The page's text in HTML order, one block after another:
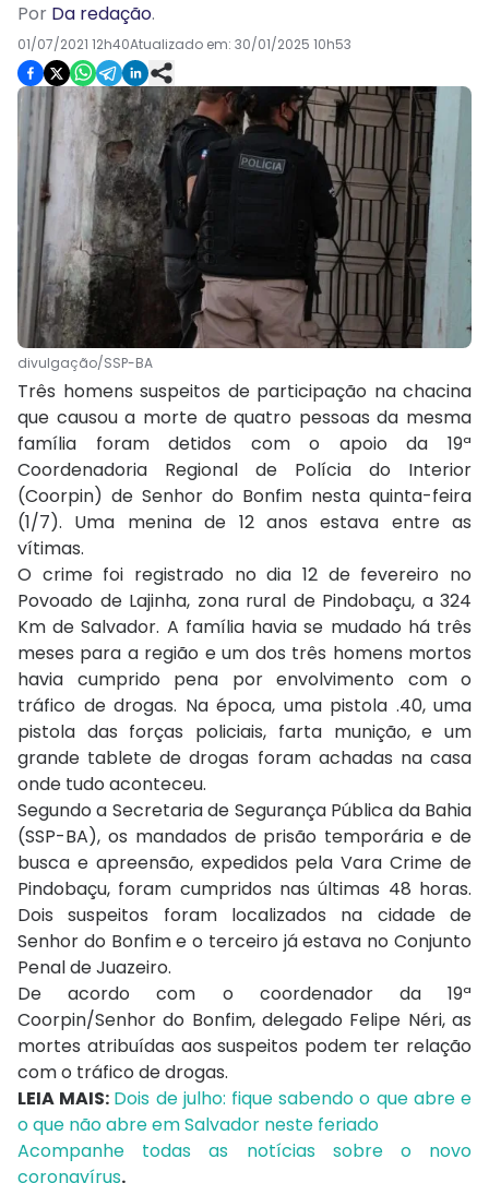
Por Da redação.
01/07/2021 12h40Atualizado em: 30/01/2025 10h53
divulgação/SSP-BA
Três homens suspeitos de participação na chacina
que causou a morte de quatro pessoas da mesma
família foram detidos com o apoio da 19ª
Coordenadoria Regional de Polícia do Interior
(Coorpin) de Senhor do Bonfim nesta quinta-feira
(1/7). Uma menina de 12 anos estava entre as
vítimas.
O crime foi registrado no dia 12 de fevereiro no
Povoado de Lajinha, zona rural de Pindobaçu, a 324
Km de Salvador. A família havia se mudado há três
meses para a região e um dos três homens mortos
havia cumprido pena por envolvimento com o
tráfico de drogas. Na época, uma pistola .40, uma
pistola das forças policiais, farta munição, e um
grande tablete de drogas foram achadas na casa
onde tudo aconteceu.
Segundo a Secretaria de Segurança Pública da Bahia
(SSP-BA), os mandados de prisão temporária e de
busca e apreensão, expedidos pela Vara Crime de
Pindobaçu, foram cumpridos nas últimas 48 horas.
Dois suspeitos foram localizados na cidade de
Senhor do Bonfim e o terceiro já estava no Conjunto
Penal de Juazeiro.
De acordo com o coordenador da 19ª
Coorpin/Senhor do Bonfim, delegado Felipe Néri, as
mortes atribuídas aos suspeitos podem ter relação
com o tráfico de drogas.
LEIA MAIS: Dois de julho: fique sabendo o que abre e
o que não abre em Salvador neste feriado
Acompanhe todas as notícias sobre o novo
coronavírus.